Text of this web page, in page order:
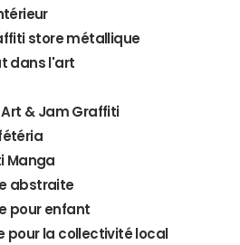
store métallique
dans l'art
& Jam Graffiti
Manga
abstraite
pour enfant
pour la collectivité local